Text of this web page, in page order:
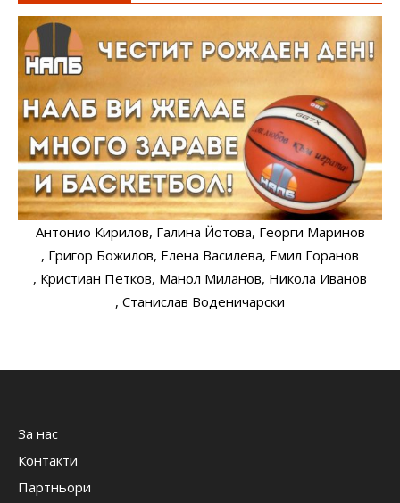
Антонио Кирилов, Галина Йотова, Георги Маринов
, Григор Божилов, Елена Василева, Емил Горанов
, Кристиан Петков, Манол Миланов, Никола Иванов
, Станислав Воденичарски
За нас
Контакти
Партньори